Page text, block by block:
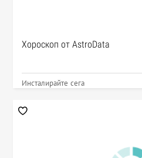
Хороскоп от AstroData
Инсталирайте сега